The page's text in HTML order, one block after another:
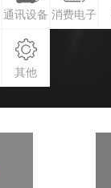
通讯设备 消费电子
其他